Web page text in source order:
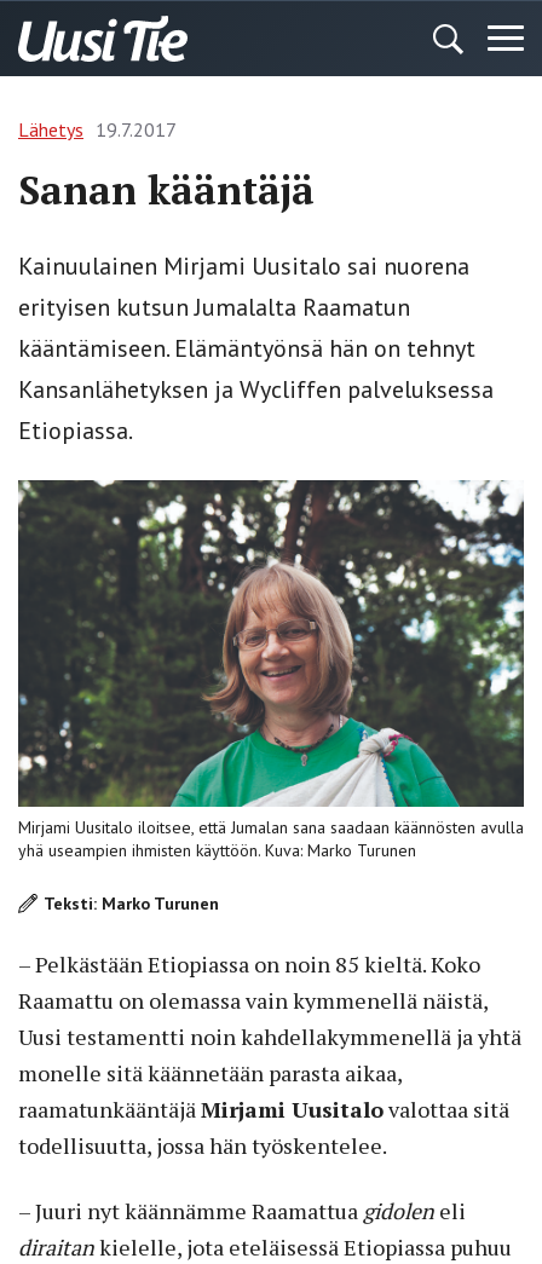
Lähetys 19.7.2017
Sanan kääntäjä
Kainuulainen Mirjami Uusitalo sai nuorena
erityisen kutsun Jumalalta Raamatun
kääntämiseen. Elämäntyönsä hän on tehnyt
Kansanlähetyksen ja Wycliffen palveluksessa
Etiopiassa.
Mirjami Uusitalo iloitsee, että Jumalan sana saadaan käännösten avulla
yhä useam­pien ihmisten käyttöön. Kuva: Marko Turunen
Teksti: Marko Turunen
– Pelkästään Etiopiassa on noin 85 kieltä. Koko
Raamattu on olemassa vain kymmenellä näistä,
Uusi testamentti noin kahdellakymmenellä ja yhtä
monelle sitä käännetään parasta aikaa,
raamatunkääntäjä Mirjami Uusitalovalottaa sitä
todellisuutta, jossa hän työskentelee.
– Juuri nyt käännämme Raamattua gidolen eli
diraitankielelle, jota eteläisessä Etiopiassa puhuu